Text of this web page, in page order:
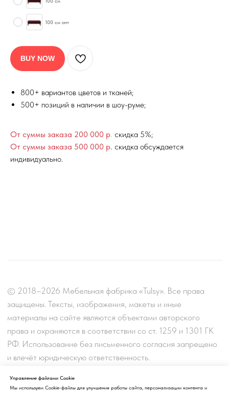
100 см опт
BUY NOW
800+ вариантов цветов и тканей;
500+ позиций в наличии в шоу-руме;
От суммы заказа 200 000 р. скидка 5%;
От суммы заказа 500 000 р. скидка обсуждается
индивидуально.
Управление файлами Cookie
Мы используем Cookie-файлы для улучшения работы сайта, персонализации контента и